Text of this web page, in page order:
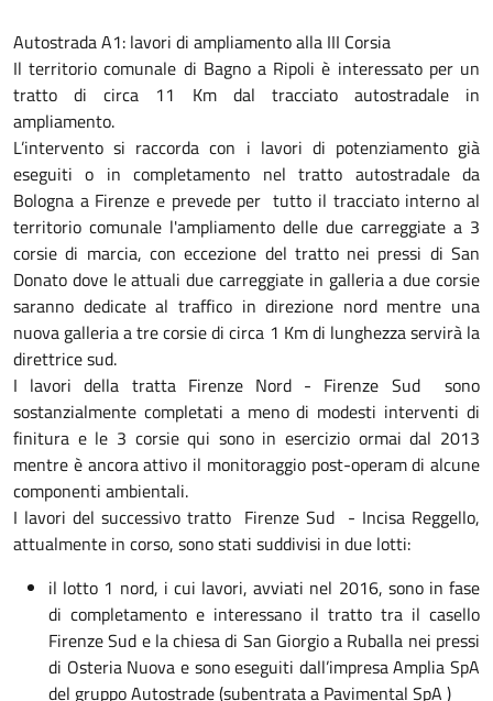
Autostrada A1: lavori di ampliamento alla III Corsia
Il territorio comunale di Bagno a Ripoli è interessato per un
tratto di circa 11 Km dal tracciato autostradale in
ampliamento.
L’intervento si raccorda con i lavori di potenziamento già
eseguiti o in completamento nel tratto autostradale da
Bologna a Firenze e prevede per tutto il tracciato interno al
territorio comunale l'ampliamento delle due carreggiate a 3
corsie di marcia, con eccezione del tratto nei pressi di San
Donato dove le attuali due carreggiate in galleria a due corsie
saranno dedicate al traffico in direzione nord mentre una
nuova galleria a tre corsie di circa 1 Km di lunghezza servirà la
direttrice sud.
I lavori della tratta Firenze Nord - Firenze Sud sono
sostanzialmente completati a meno di modesti interventi di
finitura e le 3 corsie qui sono in esercizio ormai dal 2013
mentre è ancora attivo il monitoraggio post-operam di alcune
componenti ambientali.
I lavori del successivo tratto Firenze Sud - Incisa Reggello,
attualmente in corso, sono stati suddivisi in due lotti:
il lotto 1 nord, i cui lavori, avviati nel 2016, sono in fase
di completamento e interessano il tratto tra il casello
Firenze Sud e la chiesa di San Giorgio a Ruballa nei pressi
di Osteria Nuova e sono eseguiti dall’impresa Amplia SpA
del gruppo Autostrade (subentrata a Pavimental SpA )